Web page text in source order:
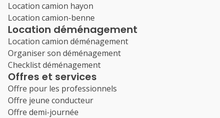
Location camion hayon
Location camion-benne
Location déménagement
Location camion déménagement
Organiser son déménagement
Checklist déménagement
Offres et services
Offre pour les professionnels
Offre jeune conducteur
Offre demi-journée